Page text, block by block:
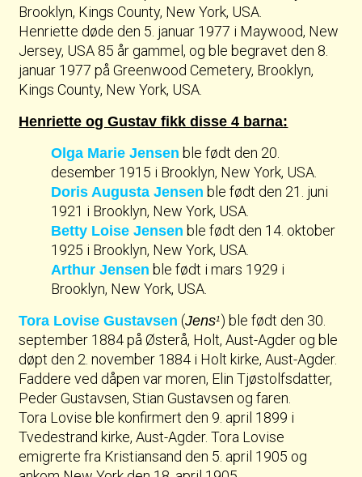
Brooklyn, Kings County, New York, USA.
Henriette døde den 5. januar 1977 i Maywood, New
Jersey, USA 85 år gammel, og ble begravet den 8.
januar 1977 på Greenwood Cemetery, Brooklyn,
Kings County, New York, USA.
Henriette og Gustav fikk disse 4 barna:
Olga Marie Jensen ble født den 20.
desember 1915 i Brooklyn, New York, USA.
Doris Augusta Jensen ble født den 21. juni
1921 i Brooklyn, New York, USA.
Betty Loise Jensen ble født den 14. oktober
1925 i Brooklyn, New York, USA.
Arthur Jensen ble født i mars 1929 i
Brooklyn, New York, USA.
Tora Lovise Gustavsen (Jens1) ble født den 30.
september 1884 på Østerå, Holt, Aust-Agder og ble
døpt den 2. november 1884 i Holt kirke, Aust-Agder.
Faddere ved dåpen var moren, Elin Tjøstolfsdatter,
Peder Gustavsen, Stian Gustavsen og faren.
Tora Lovise ble konfirmert den 9. april 1899 i
Tvedestrand kirke, Aust-Agder. Tora Lovise
emigrerte fra Kristiansand den 5. april 1905 og